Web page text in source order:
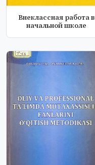
Внеклассная работа в
начальной школе